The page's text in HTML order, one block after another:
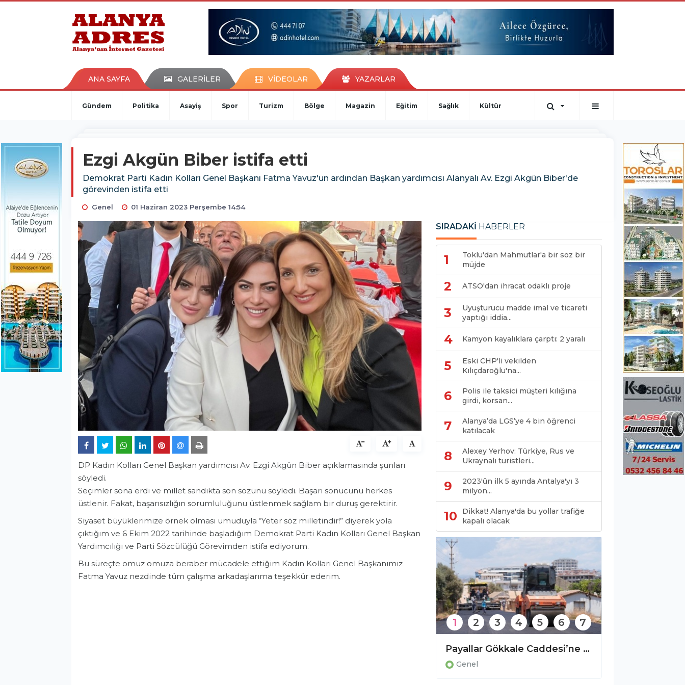
kaçak bahis
porno izle
ANA SAYFA GALERİLER VİDEOLAR YAZARLAR
Gündem Politika Asayiş Spor Turizm Bölge Magazin Eğitim Sağlık Kültür
Ezgi Akgün Biber istifa etti
Demokrat Parti Kadın Kolları Genel Başkanı Fatma Yavuz'un ardından Başkan yardımcısı Alanyalı Av. Ezgi Akgün Biber'de
görevinden istifa etti
Genel 01 Haziran 2023 Perşembe 14:54
DP Kadın Kolları Genel Başkan yardımcısı Av. Ezgi Akgün Biber açıklamasında şunları
söyledi.
Seçimler sona erdi ve millet sandıkta son sözünü söyledi. Başarı sonucunu herkes
üstlenir. Fakat, başarısızlığın sorumluluğunu üstlenmek sağlam bir duruş gerektirir.
Siyaset büyüklerimize örnek olması umuduyla “Yeter söz milletindir!” diyerek yola
çıktığım ve 6 Ekim 2022 tarihinde başladığım Demokrat Parti Kadın Kolları Genel Başkan
Yardımcılığı ve Parti Sözcülüğü Görevimden istifa ediyorum.
Bu süreçte omuz omuza beraber mücadele ettiğim Kadın Kolları Genel Başkanımız
Fatma Yavuz nezdinde tüm çalışma arkadaşlarıma teşekkür ederim.
SIRADAKİ HABERLER
1
Toklu'dan Mahmutlar'a bir söz bir
müjde
2 ATSO'dan ihracat odaklı proje
3
Uyuşturucu madde imal ve ticareti
yaptığı iddia...
4 Kamyon kayalıklara çarptı: 2 yaralı
5
Eski CHP'li vekilden
Kılıçdaroğlu'na...
6
Polis ile taksici müşteri kılığına
girdi, korsan...
7
Alanya’da LGS’ye 4 bin öğrenci
katılacak
8
Alexey Yerhov: Türkiye, Rus ve
Ukraynalı turistleri...
9
2023'ün ilk 5 ayında Antalya'yı 3
milyon...
10
Dikkat! Alanya'da bu yollar trafiğe
kapalı olacak
Bülent Kandemir: ” Seçilmiş iradeye gölge düşürülemez.”
Genel
1 2 3 4 5 6 7